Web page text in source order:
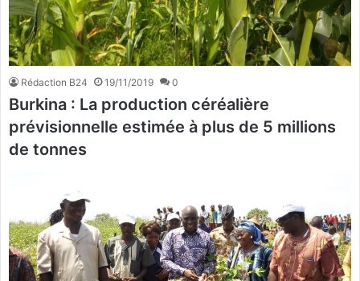
Rédaction B24 19/11/2019 0
Burkina : La production céréalière
prévisionnelle estimée à plus de 5 millions
de tonnes